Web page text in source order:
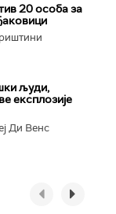
20 особа за
људи,
експлозије
Ди Венс